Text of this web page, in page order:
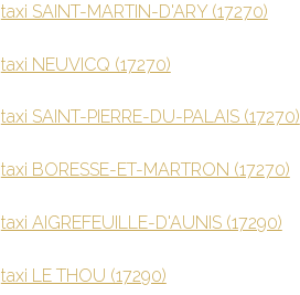
taxi SAINT-MARTIN-D'ARY (17270)
taxi NEUVICQ (17270)
taxi SAINT-PIERRE-DU-PALAIS (17270)
taxi BORESSE-ET-MARTRON (17270)
taxi AIGREFEUILLE-D'AUNIS (17290)
taxi LE THOU (17290)